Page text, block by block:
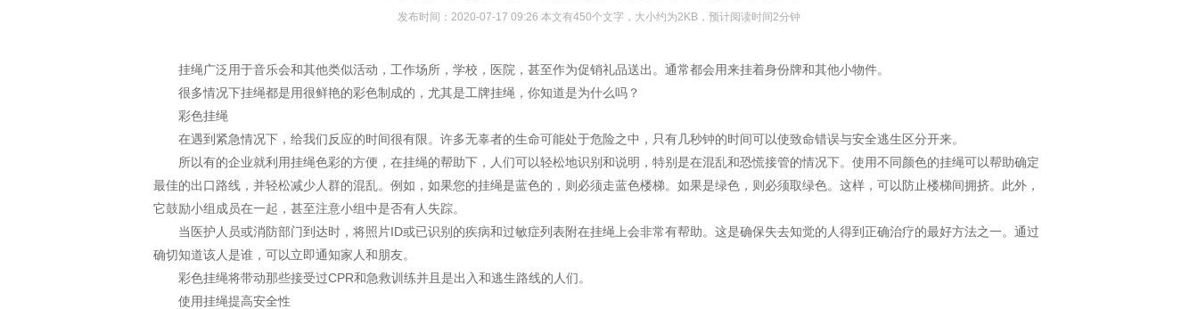
发布时间：2020-07-17 09:26 本文有450个文字，大小约为2KB，预计阅读时间2分钟
挂绳广泛用于音乐会和其他类似活动，工作场所，学校，医院，甚至作为促销礼品送出。通常都会用来挂着身份牌和其他小物件。
很多情况下挂绳都是用很鲜艳的彩色制成的，尤其是工牌挂绳，你知道是为什么吗？
彩色挂绳
在遇到紧急情况下，给我们反应的时间很有限。许多无辜者的生命可能处于危险之中，只有几秒钟的时间可以使致命错误与安全逃生区分开来。
所以有的企业就利用挂绳色彩的方便，在挂绳的帮助下，人们可以轻松地识别和说明，特别是在混乱和恐慌接管的情况下。使用不同颜色的挂绳可以帮助确定
最佳的出口路线，并轻松减少人群的混乱。例如，如果您的挂绳是蓝色的，则必须走蓝色楼梯。如果是绿色，则必须取绿色。这样，可以防止楼梯间拥挤。此外，
它鼓励小组成员在一起，甚至注意小组中是否有人失踪。
当医护人员或消防部门到达时，将照片ID或已识别的疾病和过敏症列表附在挂绳上会非常有帮助。这是确保失去知觉的人得到正确治疗的最好方法之一。通过
确切知道该人是谁，可以立即通知家人和朋友。
彩色挂绳将带动那些接受过CPR和急救训练并且是出入和逃生路线的人们。
使用挂绳提高安全性